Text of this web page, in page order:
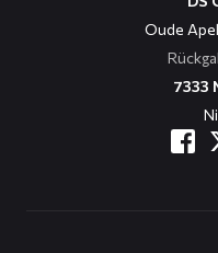
Oude
7333